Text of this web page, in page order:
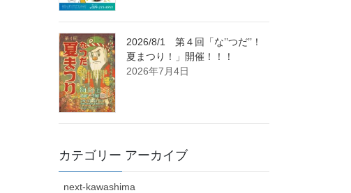
2026/8/1 第４回「な’’つだ’’！
夏まつり！」開催！！！
2026年7月4日
カテゴリー アーカイブ
next-kawashima